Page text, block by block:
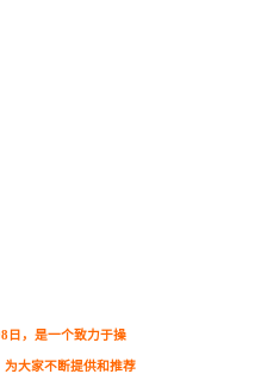
日，是一个致力于操
大家不断提供和推荐